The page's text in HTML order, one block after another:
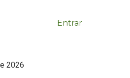
Entrar
2026